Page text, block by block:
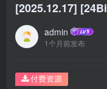
[2025.12.17]
admin
1个月前发布
付费资源